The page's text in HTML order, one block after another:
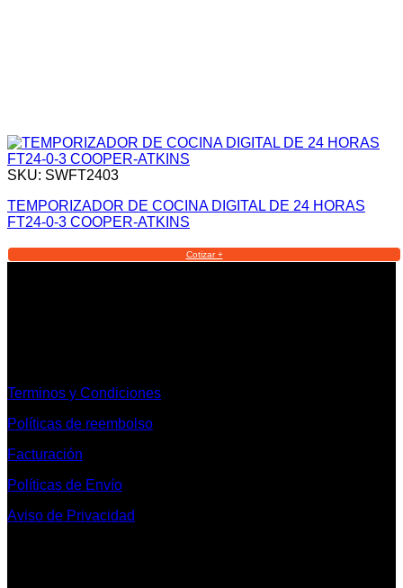
SKU: SWFT2403
TEMPORIZADOR DE COCINA DIGITAL DE 24 HORAS
FT24-0-3 COOPER-ATKINS
Cotizar +
Terminos y Condiciones
Políticas de reembolso
Facturación
Políticas de Envío
Aviso de Privacidad